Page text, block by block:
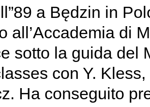
a Będzin in
all’Accademia di
sotto la guida del
con Y.
Ha conseguito